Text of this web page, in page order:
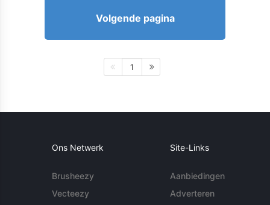
Volgende pagina
1
Ons Netwerk
Brusheezy
Vecteezy
Site-Links
Aanbiedingen
Adverteren